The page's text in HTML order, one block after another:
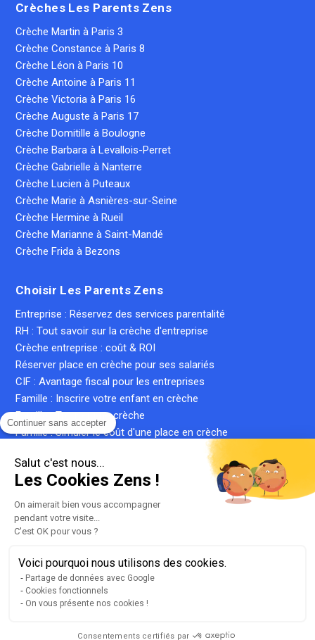
Continuer sans accepter
Salut c'est nous...
Les Cookies Zens !
On aimerait bien vous accompagner
pendant votre visite...
C'est OK pour vous ?
Voici pourquoi nous utilisons des cookies.
Partage de données avec Google
Cookies fonctionnels
On vous présente nos cookies !
Consentements certifiés par
Crèches Les Parents Zens
Crèche Martin à Paris 3
Crèche Constance à Paris 8
Crèche Léon à Paris 10
Crèche Antoine à Paris 11
Crèche Victoria à Paris 16
Crèche Auguste à Paris 17
Crèche Domitille à Boulogne
Crèche Barbara à Levallois-Perret
Crèche Gabrielle à Nanterre
Crèche Lucien à Puteaux
Crèche Marie à Asnières-sur-Seine
Crèche Hermine à Rueil
Crèche Marianne à Saint-Mandé
Crèche Frida à Bezons
Choisir Les Parents Zens
Entreprise : Réservez des services parentalité
RH : Tout savoir sur la crèche d'entreprise
Crèche entreprise : coût & ROI
Réserver place en crèche pour ses salariés
CIF : Avantage fiscal pour les entreprises
Famille : Inscrire votre enfant en crèche
Famille : Trouver une crèche
Famille : Simuler le coût d'une place en crèche
Qu'est-ce qu'une crèche privée ?
Qu'est-ce qu'une micro-crèche ?
Liste de nos crèches
llms.txt
Mentions légales
Conditions générales d'utilisation